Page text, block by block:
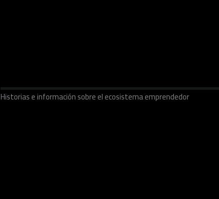
Historias e información sobre el ecosistema emprendedor